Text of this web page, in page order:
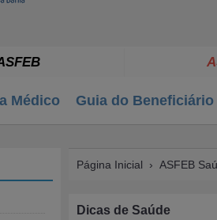
Médico Guia do Beneficiário
Página Inicial › ASFEB
Dicas de Saúde